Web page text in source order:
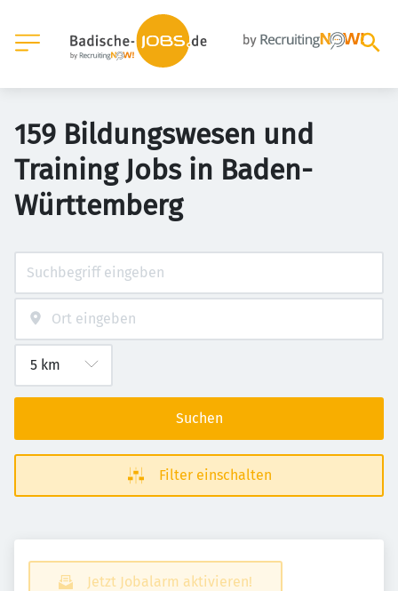
159 Bildungswesen und
Training Jobs in Baden-
Württemberg
Suchen
Filter einschalten
Jetzt Jobalarm aktivieren!